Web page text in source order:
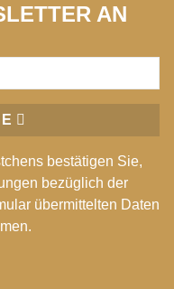
AN
bestätigen Sie,
bezüglich der
übermittelten Daten